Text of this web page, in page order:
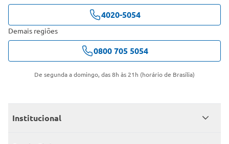
4020-5054
Demais regiões
0800 705 5054
De segunda a domingo, das 8h às 21h (horário de Brasília)
Institucional